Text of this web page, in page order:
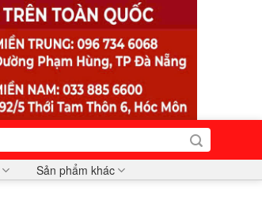
Sản phẩm khác